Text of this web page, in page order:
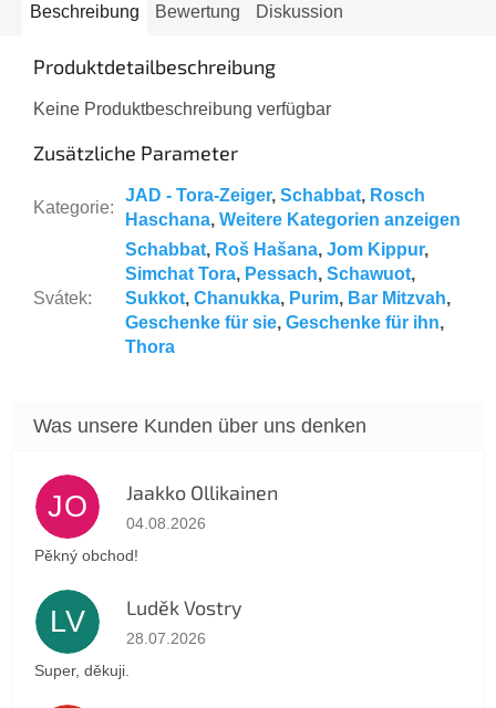
Beschreibung Bewertung Diskussion
Produktdetailbeschreibung
Keine Produktbeschreibung verfügbar
Zusätzliche Parameter
Kategorie:
JAD - Tora-Zeiger, Schabbat, Rosch
Haschana, Weitere Kategorien anzeigen
Svátek:
Schabbat, Roš Hašana, Jom Kippur,
Simchat Tora, Pessach, Schawuot,
Sukkot, Chanukka, Purim, Bar Mitzvah,
Geschenke für sie, Geschenke für ihn,
Thora
JO Jaakko Ollikainen
Die Shop-Bewertung beträgt 5 von 5 Sternen.
04.08.2026
Pěkný obchod!
LV Luděk Vostry
Die Shop-Bewertung beträgt 5 von 5 Sternen.
28.07.2026
Super, děkuji.